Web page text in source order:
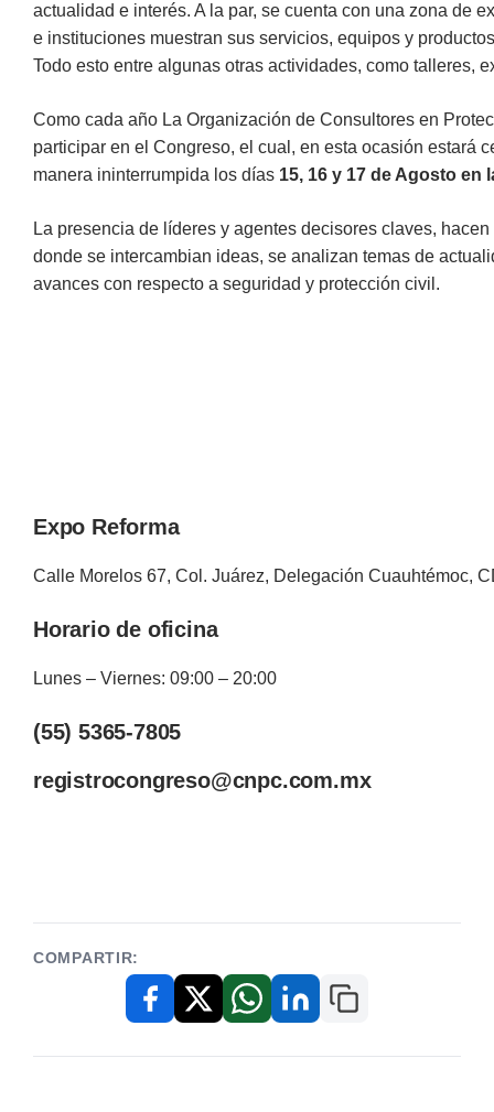
actualidad e interés. A la par, se cuenta con una zona de
e instituciones muestran sus servicios, equipos y
Todo esto entre algunas otras actividades, como talleres,
Como cada año La Organización de Consultores en
participar en el Congreso, el cual, en esta ocasión estará
manera ininterrumpida los días 15, 16 y 17 de Agosto en
La presencia de líderes y agentes decisores claves,
donde se intercambian ideas, se analizan temas de
avances con respecto a seguridad y protección civil.
Expo Reforma
Calle Morelos 67, Col. Juárez, Delegación Cuauhtémoc,
Horario de oficina
Lunes – Viernes: 09:00 – 20:00
(55) 5365-7805
registrocongreso@cnpc.com.mx
COMPARTIR:
FacebookX / TwitterWhatsAppLinkedInCopiar enlace